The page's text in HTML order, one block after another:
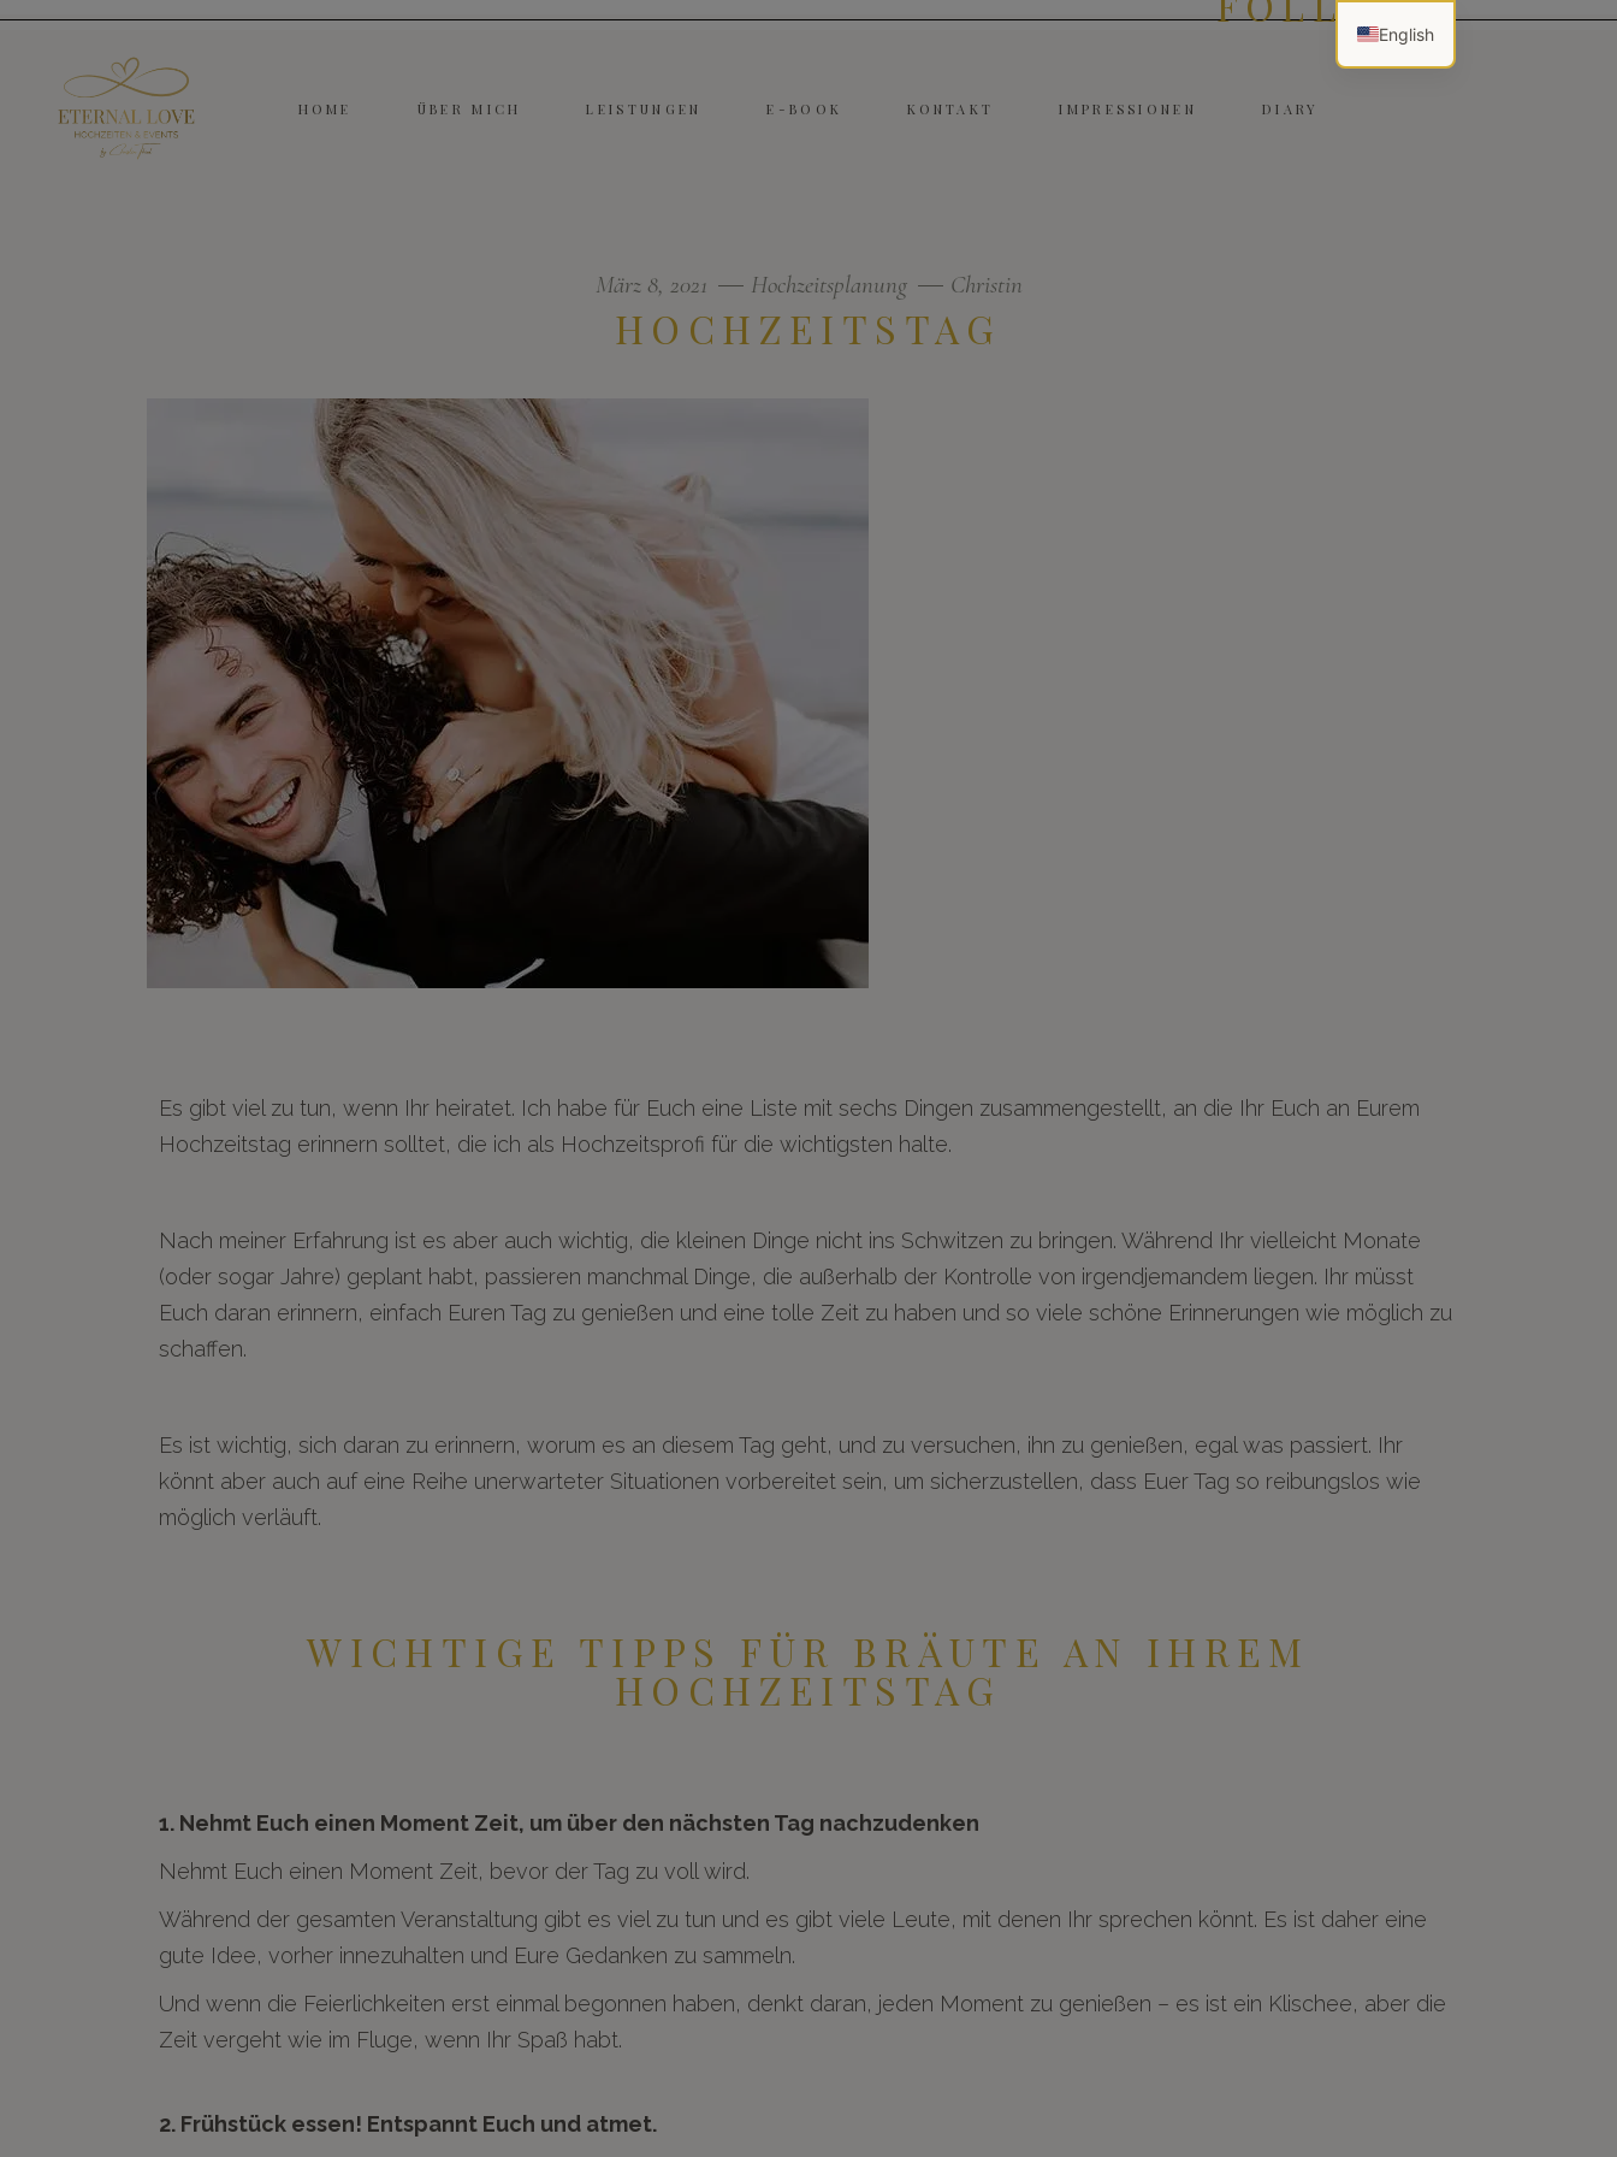
HOME ÜBER MICH LEISTUNGEN E-BOOK KONTAKT IMPRESSIONEN DIARY
März 8, 2021 Hochzeitsplanung Christin
HOCHZEITSTAG
Es gibt viel zu tun, wenn Ihr heiratet. Ich habe für Euch eine Liste mit sechs Dingen zusammengestellt, an die Ihr Euch an Eurem
Hochzeitstag erinnern solltet, die ich als Hochzeitsprofi für die wichtigsten halte.
Nach meiner Erfahrung ist es aber auch wichtig, die kleinen Dinge nicht ins Schwitzen zu bringen. Während Ihr vielleicht Monate
(oder sogar Jahre) geplant habt, passieren manchmal Dinge, die außerhalb der Kontrolle von irgendjemandem liegen. Ihr müsst
Euch daran erinnern, einfach Euren Tag zu genießen und eine tolle Zeit zu haben und so viele schöne Erinnerungen wie möglich zu
schaffen.
Es ist wichtig, sich daran zu erinnern, worum es an diesem Tag geht, und zu versuchen, ihn zu genießen, egal was passiert. Ihr
könnt aber auch auf eine Reihe unerwarteter Situationen vorbereitet sein, um sicherzustellen, dass Euer Tag so reibungslos wie
möglich verläuft.
WICHTIGE TIPPS FÜR BRÄUTE AN IHREM
HOCHZEITSTAG
1. Nehmt Euch einen Moment Zeit, um über den nächsten Tag nachzudenken
Nehmt Euch einen Moment Zeit, bevor der Tag zu voll wird.
Während der gesamten Veranstaltung gibt es viel zu tun und es gibt viele Leute, mit denen Ihr sprechen könnt. Es ist daher eine
gute Idee, vorher innezuhalten und Eure Gedanken zu sammeln.
Und wenn die Feierlichkeiten erst einmal begonnen haben, denkt daran, jeden Moment zu genießen – es ist ein Klischee, aber die
Zeit vergeht wie im Fluge, wenn Ihr Spaß habt.
2. Frühstück essen! Entspannt Euch und atmet.
English